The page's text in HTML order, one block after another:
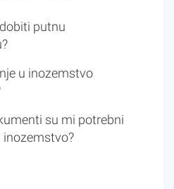
putnu
u inozemstvo
su mi potrebni
inozemstvo?